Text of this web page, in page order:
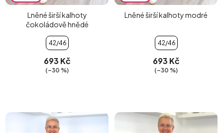
Lněné širší kalhoty
čokoládově hnědé
42/46
693 Kč
(–30 %)
Lněné širší kalhoty modré
42/46
693 Kč
(–30 %)